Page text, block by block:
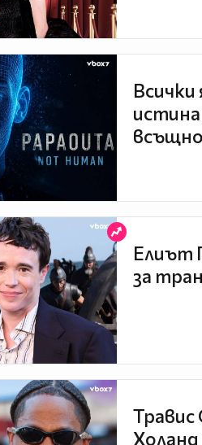
Елиът
за
Холанд